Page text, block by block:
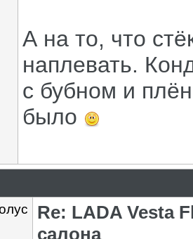
А на то, что
наплевать.
с бубном и
было
Re: LADA Vesta
салона